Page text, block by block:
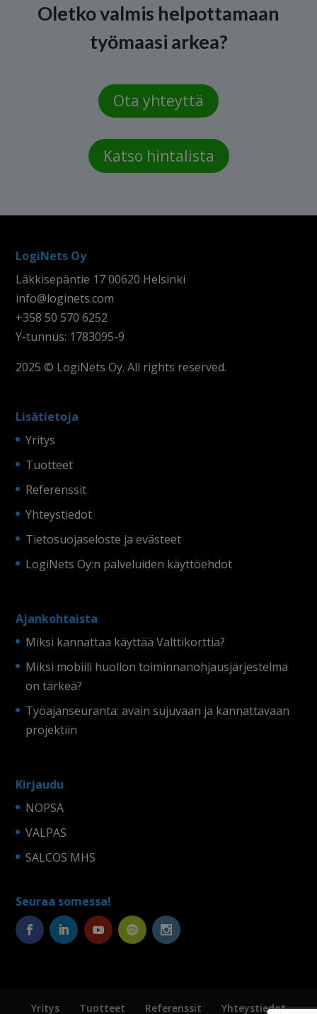
Oletko valmis helpottamaan
työmaasi arkea?
Ota yhteyttä
Katso hintalista
LogiNets Oy
Läkkisepäntie 17 00620 Helsinki
info@loginets.com
+358 50 570 6252
Y-tunnus: 1783095-9
2025 © LogiNets Oy. All rights reserved.
Lisätietoja
Yritys
Tuotteet
Referenssit
Yhteystiedot
Tietosuojaseloste ja evästeet
LogiNets Oy:n palveluiden käyttöehdot
Ajankohtaista
Miksi kannattaa käyttää Valttikorttia?
Miksi mobiili huollon toiminnanohjausjärjestelmä
on tärkeä?
Työajanseuranta: avain sujuvaan ja kannattavaan
projektiin
Kirjaudu
NOPSA
VALPAS
SALCOS MHS
Seuraa somessa!
Yritys Tuotteet Referenssit Yhteystiedot